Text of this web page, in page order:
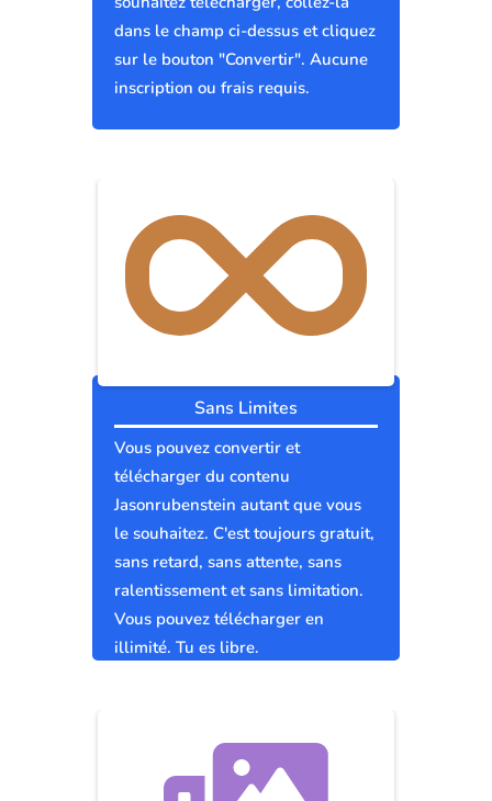
dans le champ ci-dessus et cliquez
sur le bouton "Convertir". Aucune
inscription ou frais requis.
Sans Limites
Vous pouvez convertir et
télécharger du contenu
Jasonrubenstein autant que vous
le souhaitez. C'est toujours gratuit,
sans retard, sans attente, sans
ralentissement et sans limitation.
Vous pouvez télécharger en
illimité. Tu es libre.